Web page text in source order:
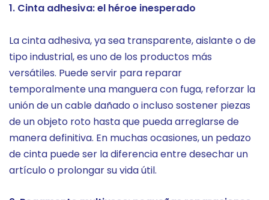
1. Cinta adhesiva: el héroe inesperado
La cinta adhesiva, ya sea transparente, aislante o de
tipo industrial, es uno de los productos más
versátiles. Puede servir para reparar
temporalmente una manguera con fuga, reforzar la
unión de un cable dañado o incluso sostener piezas
de un objeto roto hasta que pueda arreglarse de
manera definitiva. En muchas ocasiones, un pedazo
de cinta puede ser la diferencia entre desechar un
artículo o prolongar su vida útil.